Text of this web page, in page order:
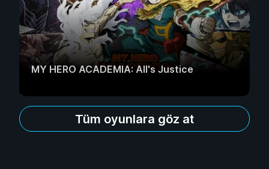
MY HERO ACADEMIA: All's Justice
Tüm oyunlara göz at